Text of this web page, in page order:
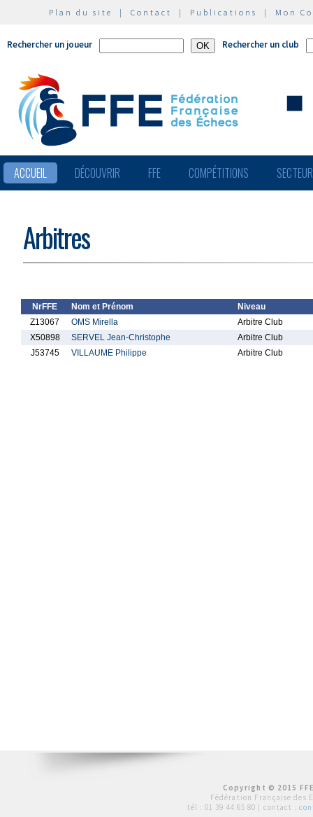
Plan du site | Contact | Publications | Mon
Rechercher un joueur Rechercher un club
ACCUEIL DÉCOUVRIR FFE COMPÉTITIONS
Arbitres
NrFFE Nom et Prénom
Niveau
Z13067
OMS Mirella
Arbitre Club
X50898
SERVEL Jean-Christophe
Arbitre Club
J53745
VILLAUME Philippe Arbitre Club
Copyright © 2015
Fédération Française des
tél : 01 39 44 65 80 | contact :